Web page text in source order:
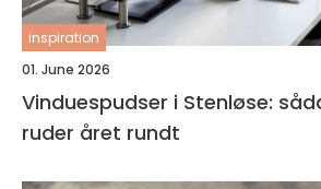
inspiration
01. June 2026
Vinduespudser i Stenløse:
ruder året rundt